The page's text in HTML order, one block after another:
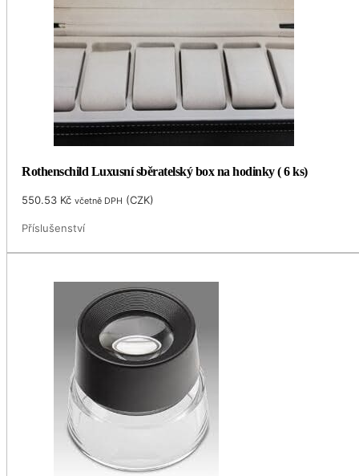
Rothenschild Luxusní sběratelský box na hodinky ( 6 ks)
550.53 Kč včetně DPH (CZK)
Příslušenství